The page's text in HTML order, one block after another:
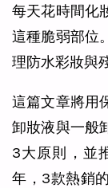
每天花時間化
這種脆弱部位
理防水彩妝與
這篇文章將用
卸妝液與一般
3大原則，並
年，3款熱銷